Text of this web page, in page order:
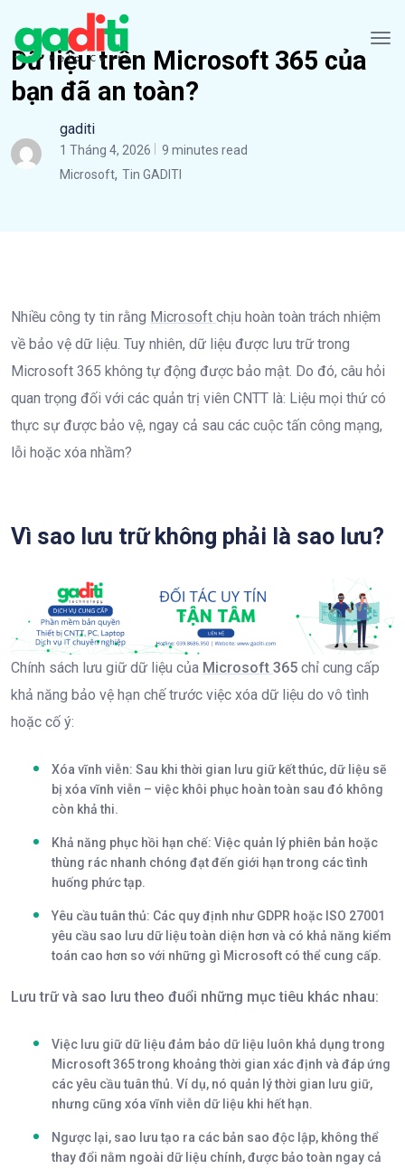
Dữ liệu trên Microsoft 365 của
bạn đã an toàn?
gaditi
1 Tháng 4, 2026
9 minutes read
Microsoft, Tin GADITI
Nhiều công ty tin rằng Microsoft chịu hoàn toàn trách nhiệm
về bảo vệ dữ liệu. Tuy nhiên, dữ liệu được lưu trữ trong
Microsoft 365 không tự động được bảo mật. Do đó, câu hỏi
quan trọng đối với các quản trị viên CNTT là: Liệu mọi thứ có
thực sự được bảo vệ, ngay cả sau các cuộc tấn công mạng,
lỗi hoặc xóa nhầm?
Vì sao lưu trữ không phải là sao lưu?​
Chính sách lưu giữ dữ liệu của Microsoft 365 chỉ cung cấp
khả năng bảo vệ hạn chế trước việc xóa dữ liệu do vô tình
hoặc cố ý:
Xóa vĩnh viễn: Sau khi thời gian lưu giữ kết thúc, dữ liệu sẽ
bị xóa vĩnh viễn – việc khôi phục hoàn toàn sau đó không
còn khả thi.
Khả năng phục hồi hạn chế: Việc quản lý phiên bản hoặc
thùng rác nhanh chóng đạt đến giới hạn trong các tình
huống phức tạp.
Yêu cầu tuân thủ: Các quy định như GDPR hoặc ISO 27001
yêu cầu sao lưu dữ liệu toàn diện hơn và có khả năng kiểm
toán cao hơn so với những gì Microsoft có thể cung cấp.
Lưu trữ và sao lưu theo đuổi những mục tiêu khác nhau:
Việc lưu giữ dữ liệu đảm bảo dữ liệu luôn khả dụng trong
Microsoft 365 trong khoảng thời gian xác định và đáp ứng
các yêu cầu tuân thủ. Ví dụ, nó quản lý thời gian lưu giữ,
nhưng cũng xóa vĩnh viễn dữ liệu khi hết hạn.
Ngược lại, sao lưutạo ra các bản sao độc lập, không thể
thay đổi nằm ngoài dữ liệu chính, được bảo toàn ngay cả